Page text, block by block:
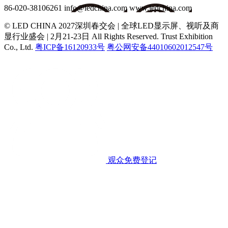
86-020-38106261 info@ledchina.com www.ledchina.com
© LED CHINA 2027深圳春交会 | 全球LED显示屏、视听及商
显行业盛会 | 2月21-23日 All Rights Reserved. Trust Exhibition
Co., Ltd. 粤ICP备16120933号 粤公网安备44010602012547号
观众免费登记